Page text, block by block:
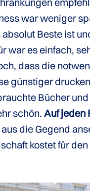
war weniger
Beste ist
war es einfach,
dass die
günstiger
Bücher
schön. Auf jeden
die Gegend
kostet für